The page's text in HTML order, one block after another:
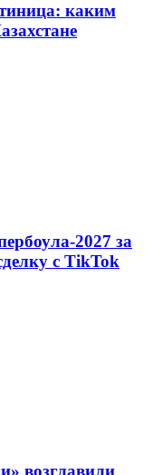
каким
2027 за
с TikTok
возглавили